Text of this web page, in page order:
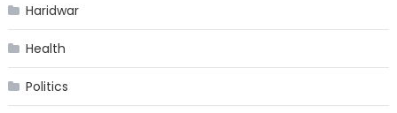
Haridwar
Health
Politics